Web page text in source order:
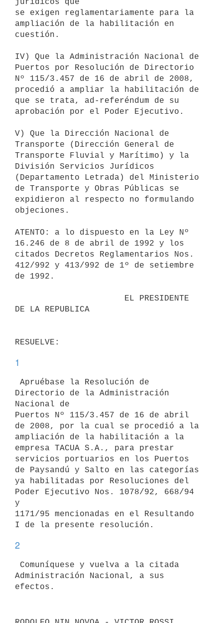
se exigen reglamentariamente para la
ampliación de la habilitación en
cuestión.
IV) Que la Administración Nacional de
Puertos por Resolución de Directorio
Nº 115/3.457 de 16 de abril de 2008,
procedió a ampliar la habilitación de
que se trata, ad-referéndum de su
aprobación por el Poder Ejecutivo.
V) Que la Dirección Nacional de
Transporte (Dirección General de
Transporte Fluvial y Marítimo) y la
División Servicios Jurídicos
(Departamento Letrada) del Ministerio
de Transporte y Obras Públicas se
expidieron al respecto no formulando
objeciones.
ATENTO: a lo dispuesto en la Ley Nº
16.246 de 8 de abril de 1992 y los
citados Decretos Reglamentarios Nos.
412/992 y 413/992 de 1º de setiembre
de 1992.
DE LA REPUBLICA
1
Directorio de la Administración
Nacional de
Puertos Nº 115/3.457 de 16 de abril
de 2008, por la cual se procedió a la
ampliación de la habilitación a la
empresa TACUA S.A., para prestar
servicios portuarios en los Puertos
de Paysandú y Salto en las categorías
ya habilitadas por Resoluciones del
Poder Ejecutivo Nos. 1078/92, 668/94
y
1171/95 mencionadas en el Resultando
2
Administración Nacional, a sus